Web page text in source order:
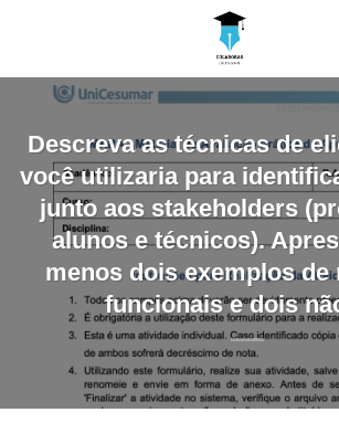
Descreva as técnicas de
você utilizaria para
junto aos stakeholders
alunos e técnicos).
menos dois exemplos
funcionais e dois